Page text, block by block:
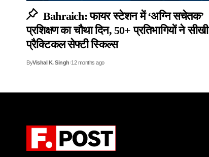
Bahraich: फायर स्टेशन में ‘अग्नि सचेतक’
प्रशिक्षण का चौथा दिन, 50+ प्रतिभागियों ने सीखी
प्रैक्टिकल सेफ्टी स्किल्स
ByVishal K. Singh 12 months ago